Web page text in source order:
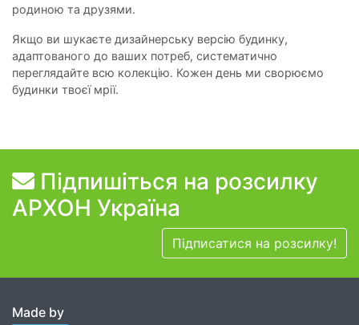
родиною та друзями.
Якщо ви шукаєте дизайнерську версію будинку,
адаптованого до ваших потреб, систематично
переглядайте всю колекцію. Кожен день ми сворюємо
будинки твоєї мрії.
Підпишіться на розсилку
АРХОН Україна
Підписатися на розсилку!
Made by